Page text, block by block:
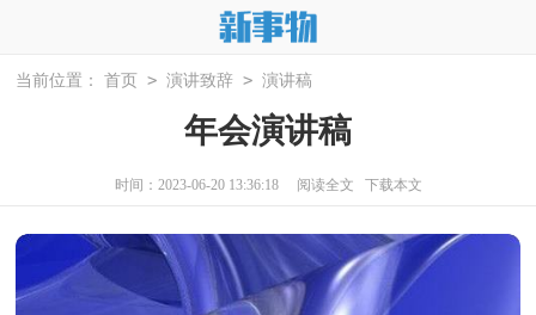
当前位置： 首页 > 演讲致辞 > 演讲稿
年会演讲稿
时间：2023-06-20 13:36:18 阅读全文 下载本文